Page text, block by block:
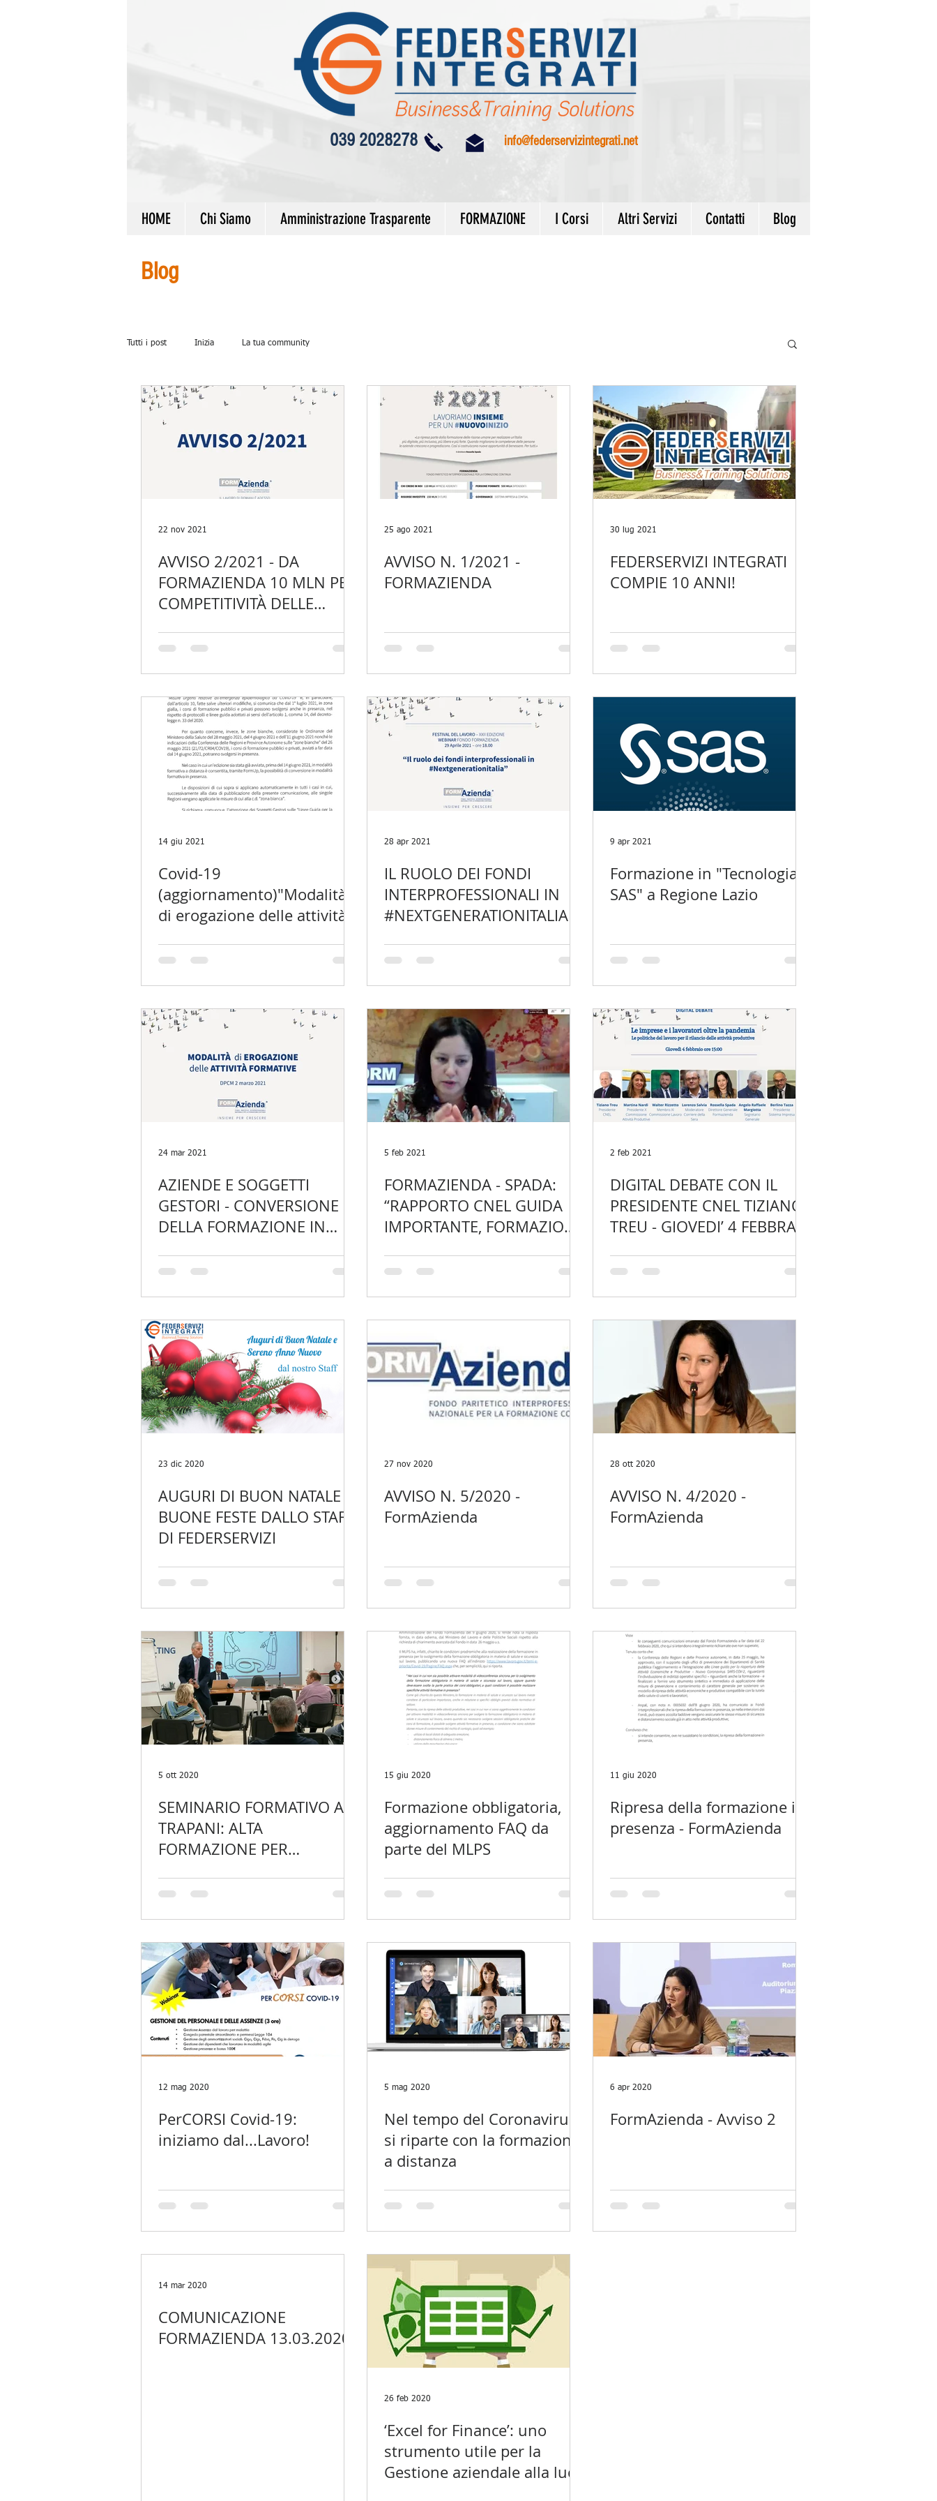
039 2028278 info@federservizintegrati.net
HOME Chi Siamo Amministrazione Trasparente FORMAZIONE I Corsi Altri Servizi Contatti Blog
Blog
Tutti i post Inizia La tua community
AVVISO 2/2021 - DA
FORMAZIENDA 10 MLN PER
COMPETITIVITÀ DELLE
FEMMINILE
22 nov 2021
AVVISO N. 1/2021 -
FORMAZIENDA
25 ago 2021
FEDERSERVIZI INTEGRATI
COMPIE 10 ANNI!
30 lug 2021
Covid-19
(aggiornamento)"Modalità
di erogazione delle attività
14 giu 2021
IL RUOLO DEI FONDI
INTERPROFESSIONALI IN
#NEXTGENERATIONITALIA –
29/04 ORE 18
28 apr 2021
Formazione in "Tecnologia
SAS" a Regione Lazio
9 apr 2021
AZIENDE E SOGGETTI
GESTORI - CONVERSIONE
DELLA FORMAZIONE IN
A DISTANZA (FAD)
24 mar 2021
FORMAZIENDA - SPADA:
“RAPPORTO CNEL GUIDA
IMPORTANTE, FORMAZIONE
ADEGUATE"
5 feb 2021
DIGITAL DEBATE CON IL
PRESIDENTE CNEL TIZIANO
TREU - GIOVEDI’ 4 FEBBRAIO
2 feb 2021
AUGURI DI BUON NATALE E
BUONE FESTE DALLO STAFF
DI FEDERSERVIZI
23 dic 2020
AVVISO N. 5/2020 -
FormAzienda
27 nov 2020
AVVISO N. 4/2020 -
FormAzienda
28 ott 2020
SEMINARIO FORMATIVO A
TRAPANI: ALTA
FORMAZIONE PER
PERSONALE E GESTIONE
5 ott 2020
Formazione obbligatoria,
aggiornamento FAQ da
parte del MLPS
15 giu 2020
Ripresa della formazione in
presenza - FormAzienda
11 giu 2020
PerCORSI Covid-19:
iniziamo dal...Lavoro!
12 mag 2020
Nel tempo del Coronavirus
si riparte con la formazione
a distanza
5 mag 2020
FormAzienda - Avviso 2
6 apr 2020
COMUNICAZIONE
FORMAZIENDA 13.03.2020
14 mar 2020
‘Excel for Finance’: uno
strumento utile per la
Gestione aziendale alla luce
26 feb 2020